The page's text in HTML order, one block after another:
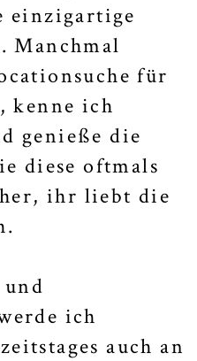
einzigartige
Manchmal
für
kenne ich
genieße die
diese oftmals
ihr liebt die
ich
auch an